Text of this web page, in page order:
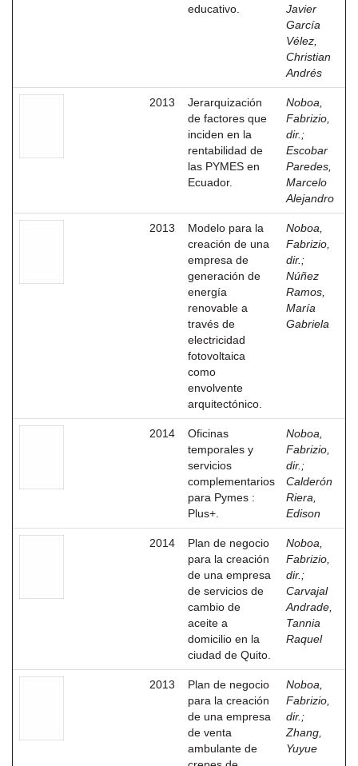
educativo.
Javier
García
Vélez,
Christian
Andrés
2013
Jerarquización
de factores que
inciden en la
rentabilidad de
las PYMES en
Ecuador.
Noboa,
Fabrizio,
dir. ;
Escobar
Paredes,
Marcelo
Alejandro
2013
Modelo para la
creación de una
empresa de
generación de
energía
renovable a
través de
electricidad
fotovoltaica
como
envolvente
arquitectónico.
Noboa,
Fabrizio,
dir. ;
Núñez
Ramos,
María
Gabriela
2014
Oficinas
temporales y
servicios
complementarios
para Pymes :
Plus+.
Noboa,
Fabrizio,
dir. ;
Calderón
Riera,
Edison
2014
Plan de negocio
para la creación
de una empresa
de servicios de
cambio de
aceite a
domicilio en la
ciudad de Quito.
Noboa,
Fabrizio,
dir. ;
Carvajal
Andrade,
Tannia
Raquel
2013
Plan de negocio
para la creación
de una empresa
de venta
ambulante de
Noboa,
Fabrizio,
dir. ;
Zhang,
Yuyue